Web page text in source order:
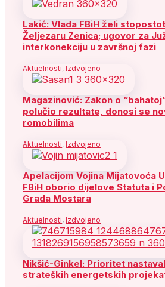
Lakić: Vlada FBiH želi
Željezaru Zenica; ugovor za
interkonekciju u završnoj fazi
Aktuelnosti, Izdvojeno
Magazinović: Zakon o
polučio rezultate, donosi se
romobilima
Aktuelnosti, Izdvojeno
Apelacijom Vojina Mijatovoća
FBiH oborio dijelove Statuta i
Grada Mostara
Aktuelnosti, Izdvojeno
Nikšić-Ginkel: Prioritet
strateških energetskih